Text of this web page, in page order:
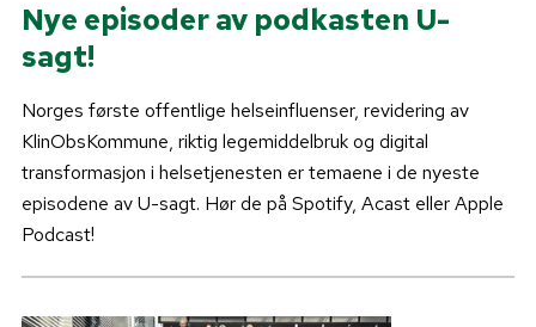
Nye episoder av podkasten U-
sagt!
Norges første offentlige helseinfluenser, revidering av
KlinObsKommune, riktig legemiddelbruk og digital
transformasjon i helsetjenesten er temaene i de nyeste
episodene av U-sagt. Hør de på Spotify, Acast eller Apple
Podcast!